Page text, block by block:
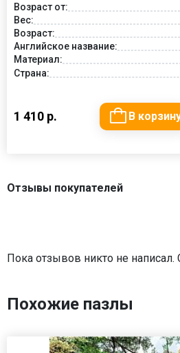
Возраст от:
Вес:
Возраст:
Английское название:
Материал:
Страна:
1 410 р. В
Отзывы покупателей
Пока отзывов никто не написал.
Похожие пазлы